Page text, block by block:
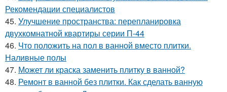
Рекомендации специалистов
45. Улучшение пространства: перепланировка
двухкомнатной квартиры серии П-44
46. Что положить на пол в ванной вместо плитки.
Наливные полы
47. Может ли краска заменить плитку в ванной?
48. Ремонт в ванной без плитки. Как сделать ванную